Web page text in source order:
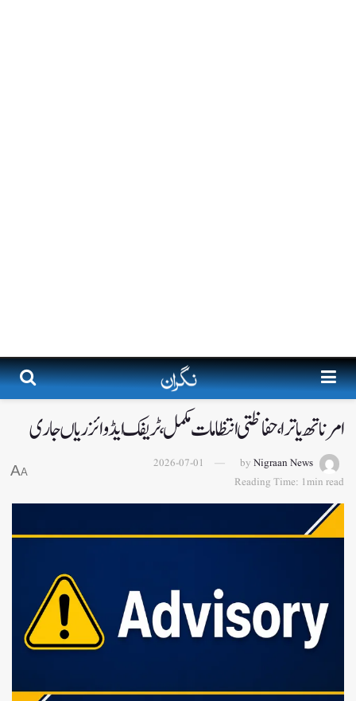
امرناتھ یاترا، حفاظتی انتظامات مکمل، ٹریفک ایڈوائزریاں جاری
by Nigraan News
2026-07-01
Reading Time: 1min read
A
A